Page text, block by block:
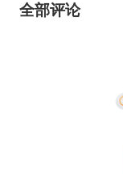
全部评论